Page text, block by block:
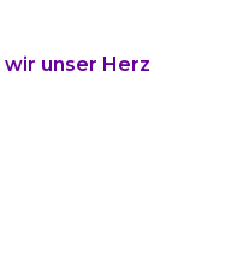
wir unser Herz